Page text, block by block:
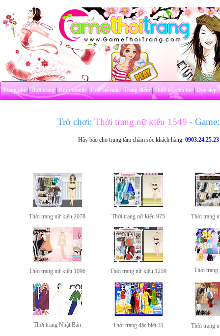
Trang chủ|Thời trang|Kinh doanh|Thiết kế mẫu|Trang điểm|Thiết kế kiểu tóc|Dọn dẹp
Trò chơi: Thời trang nữ kiểu 1549 - Game:
Hãy báo cho trung tâm chăm sóc khách hàng:0903.24.25.23
Thời trang nữ kiểu 2078 Thời trang nữ kiểu 975 Thời trang
Thời trang nữ kiểu 1096 Thời trang nữ kiểu 1259 Thời trang
Thời trang Nhật Bản Thời trang đặc biệt 31 Thời trang